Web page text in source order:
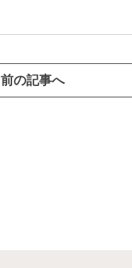
前の記事へ